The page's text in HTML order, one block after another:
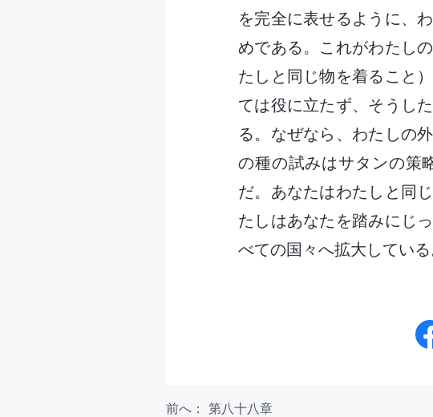
を完全に表せるように、
めである。これがわたし
たしと同じ物を着ること
ては役に立たず、そうし
る。なぜなら、わたしの
の種の試みはサタンの策
だ。あなたはわたしと同
たしはあなたを踏みにじ
べての国々へ拡大してい
前へ： 第八十八章